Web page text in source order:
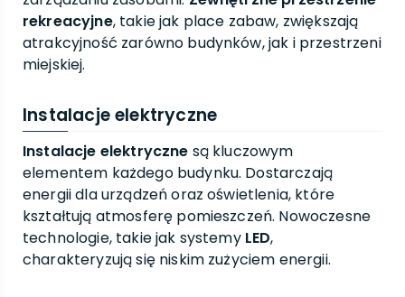
rekreacyjne, takie jak place zabaw, zwiększają
atrakcyjność zarówno budynków, jak i przestrzeni
miejskiej.
Instalacje elektryczne
Instalacje elektryczne są kluczowym
elementem każdego budynku. Dostarczają
energii dla urządzeń oraz oświetlenia, które
kształtują atmosferę pomieszczeń. Nowoczesne
technologie, takie jak systemy LED,
charakteryzują się niskim zużyciem energii.